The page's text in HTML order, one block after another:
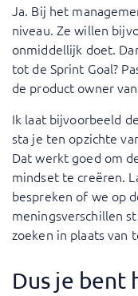
Ja. Bij het
niveau. Ze willen
onmiddellijk doet.
tot de Sprint Goal?
de product owner
Ik laat bijvoorbeeld
sta je ten opzichte
Dat werkt goed om
mindset te creëren.
bespreken of we op
meningsverschillen
zoeken in plaats van
Dus je bent